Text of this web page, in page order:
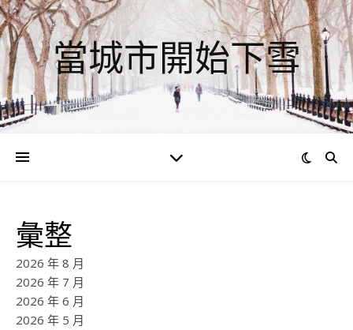
當城市開始下雪
彙整
2026 年 8 月
2026 年 7 月
2026 年 6 月
2026 年 5 月